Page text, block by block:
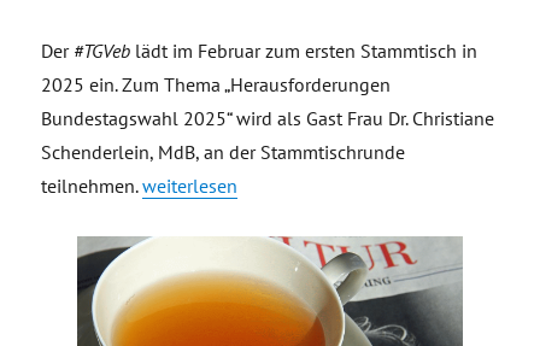
Der #TGVeb lädt im Februar zum ersten Stammtisch in
2025 ein. Zum Thema „Herausforderungen
Bundestagswahl 2025“ wird als Gast Frau Dr. Christiane
Schenderlein, MdB, an der Stammtischrunde
teilnehmen.„Einladung Stammtisch Februar, zu Gast Dr.
weiterlesen